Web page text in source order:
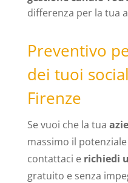
differenza per la tua
Preventivo
dei tuoi
Firenze
Se vuoi che la tua
massimo il
contattaci e richiedi
gratuito e senza